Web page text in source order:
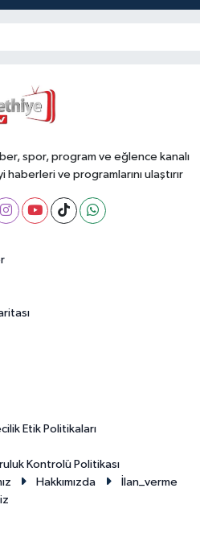
spor, program ve eğlence kanalı
ve programlarını ulaştırır
Etik Politikaları
Kontrolü Politikası
Hakkımızda
İlan_verme